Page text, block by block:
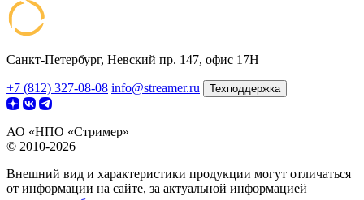
Санкт-Петербург, Невский пр. 147, офис 17Н
+7 (812) 327-08-08 info@streamer.ru Техподдержка
АО «НПО «Стример»
© 2010-2026
Внешний вид и характеристики продукции могут отличаться
от информации на сайте, за актуальной информацией